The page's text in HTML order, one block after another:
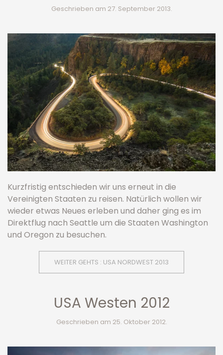
Geschrieben am 27. September 2013.
Kurzfristig entschieden wir uns erneut in die
Vereinigten Staaten zu reisen. Natürlich wollen wir
wieder etwas Neues erleben und daher ging es im
Direktflug nach Seattle um die Staaten Washington
und Oregon zu besuchen.
WEITER GEHTS : USA NORDWEST 2013
USA Westen 2012
Geschrieben am 25. Oktober 2012.